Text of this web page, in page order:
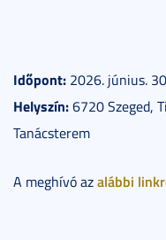
Időpont: 2026. június.
Helyszín:6720 Szeged,
Tanácsterem
A meghívó azalábbi